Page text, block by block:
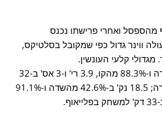
ואחרי פרישתו נכנס
ווינר גדול כפי שמקובל בסלטיקס,
קלעי העונשין.
17.8 נק' ב-42.6% מהשדה ו-88.3% מהקו, 3.9 רי' ו-3 אס' ב-32
דק' למשחק בעונה הסדירה; 18.5 נק' ב-42.6% מהשדה ו-91.1%